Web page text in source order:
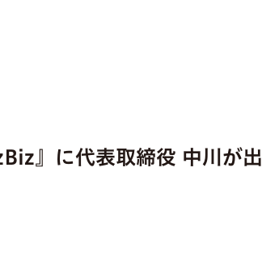
』に代表取締役 中川が出